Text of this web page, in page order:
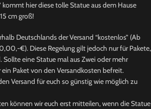
kommt hier diese tolle Statue aus dem Hause
cm groß!
Deutschlands der Versand “kostenlos” (Ab
€). Diese Regelung gilt jedoch nur für Pakete,
Sollte eine Statue mal aus Zwei oder mehr
Paket von den Versandkosten befreit.
Versand für euch so günstig wie möglich zu
können wir euch erst mitteilen, wenn die Statue